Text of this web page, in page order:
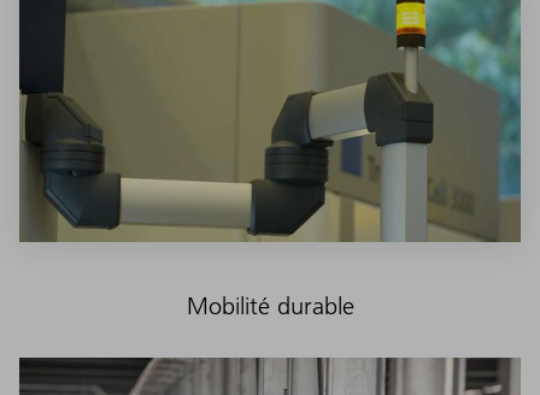
Sur les machines de laboratoire du TRUMPF Laser Application
Mobilité durable